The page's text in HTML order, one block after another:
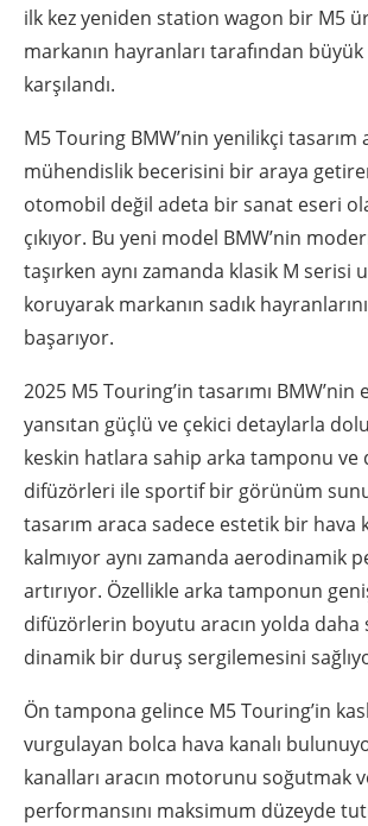
ilk kez yeniden station wagon bir M5
markanın hayranları tarafından
karşılandı.
M5 Touring BMW’nin yenilikçi tasarım
mühendislik becerisini bir araya
otomobil değil adeta bir sanat eseri
çıkıyor. Bu yeni model BMW’nin
taşırken aynı zamanda klasik M serisi
koruyarak markanın sadık
başarıyor.
2025 M5 Touring’in tasarımı BMW’nin
yansıtan güçlü ve çekici detaylarla
keskin hatlara sahip arka tamponu ve
difüzörleri ile sportif bir görünüm
tasarım araca sadece estetik bir hava
kalmıyor aynı zamanda aerodinamik
artırıyor. Özellikle arka tamponun
difüzörlerin boyutu aracın yolda daha
dinamik bir duruş sergilemesini
Ön tampona gelince M5 Touring’in kaslı
vurgulayan bolca hava kanalı
kanalları aracın motorunu soğutmak
performansını maksimum düzeyde